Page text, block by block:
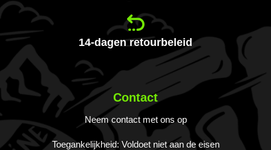
14-dagen retourbeleid
Contact
Neem contact met ons op
Toegankelijkheid: Voldoet niet aan de eisen